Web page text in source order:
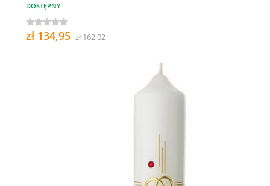
DOSTĘPNY
zł 134,95 zł 162,02